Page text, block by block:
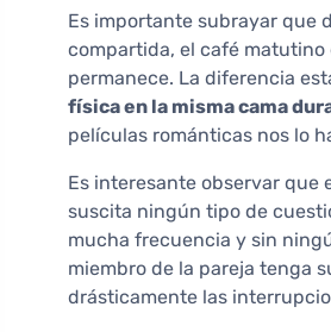
Es importante subrayar que
compartida, el café matutino
permanece. La diferencia
física en la misma cama
películas románticas nos lo
Es interesante observar que
suscita ningún tipo de
mucha frecuencia y sin
miembro de la pareja tenga
drásticamente las